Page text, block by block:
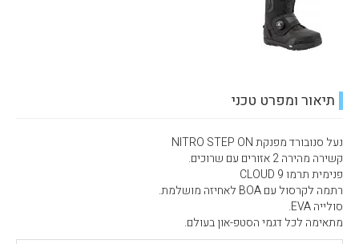
תיאור ומפרט טכני
נעל סנובורד מפנקת NITRO STEP ON
קשירה מהירה 2 אזורים עם שרוכים.
פנימית תרמו CLOUD 9
רתמה לקרסול עם BOA לאחיזה מושלמת.
סולייה EVA.
מתאימה לכל דגמי הסטפ-און בעולם.